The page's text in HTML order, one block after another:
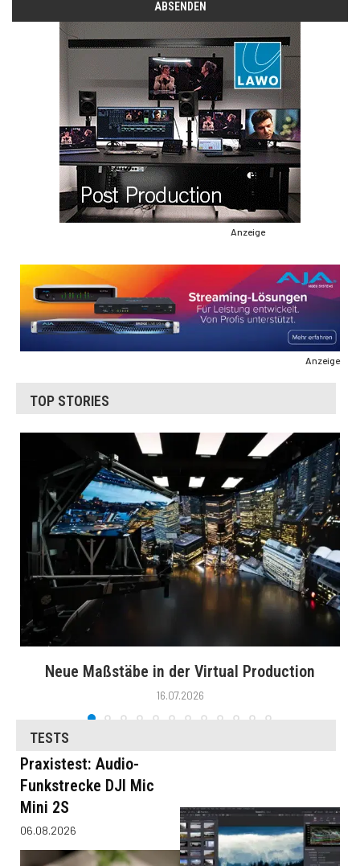
Anzeige
Anzeige
TOP STORIES
Neue Maßstäbe in der Virtual Production
16.07.2026
TESTS
Praxistest: Audio-
Funkstrecke DJI Mic
Mini 2S
06.08.2026